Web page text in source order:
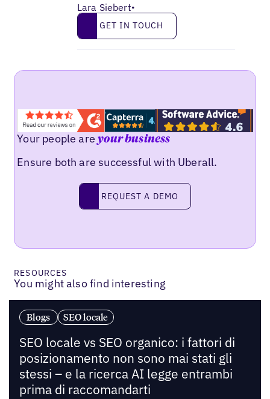
Lara Siebert•
Get in touch
GET IN TOUCH
Your people areyour business
Ensure both are successful with Uberall.
Request a demo
REQUEST A DEMO
RESOURCES
You might also find interesting
Blogs SEO locale
SEO locale vs SEO organico: i fattori di
posizionamento non sono mai stati gli
stessi – e la ricerca AI legge entrambi
prima di raccomandarti